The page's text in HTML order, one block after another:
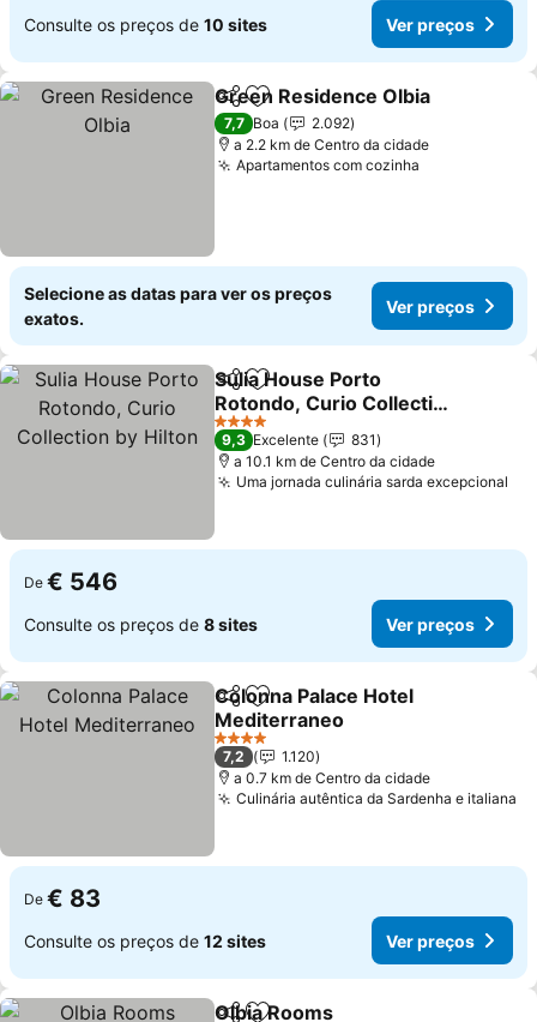
Consulte os preços de 10 sites Ver preços
PartilharAdicionar aos favoritos
Green Residence Olbia
7,7 Boa
2.092
a 2.2 km de Centro da cidade
Apartamentos com cozinha
Selecione as datas para ver os preços
exatos.
Ver preços
PartilharAdicionar aos favoritos
Sulia House Porto
Rotondo, Curio Collection
by Hilton
Ver preços
4 Estrelas
9,3 Excelente
831
a 10.1 km de Centro da cidade
Uma jornada culinária sarda excepcional
De € 546
Consulte os preços de 8 sites Ver preços
PartilharAdicionar aos favoritos
Colonna Palace Hotel
Mediterraneo
Ver preços
4 Estrelas
7,2
1.120
a 0.7 km de Centro da cidade
Culinária autêntica da Sardenha e italiana
De € 83
Consulte os preços de 12 sites Ver preços
Olbia Rooms